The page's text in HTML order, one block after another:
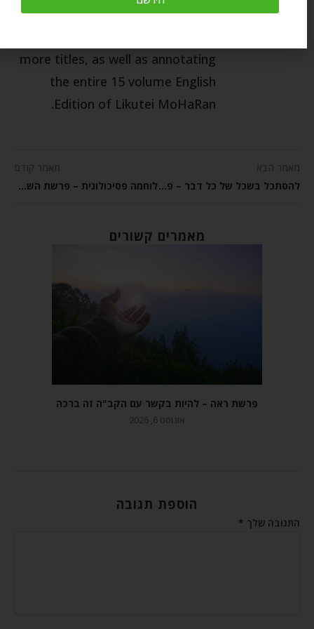
Bridge”, “Anatomy of the Soul”,
more titles, as well as annotating
the entire 15 volume English
Edition of Likutei MoHaRan.
מאמר הבא
להסתכל בשכל של כל דבר – פרשת השבוע תולדות
מאמר קודם
לוחמה פסיכולוגית – פרשת השבוע ויצא
מאמרים קשורים
פרשת ראה – להיות בקשר עם הקב"ה זה ברכה
אוגוסט 6, 2026
הוספת תגובה
התגובה שלך*